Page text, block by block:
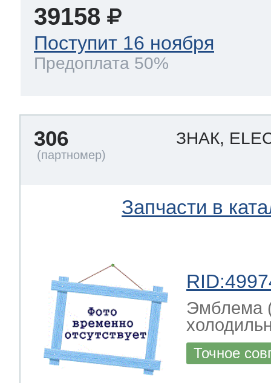
39158
Поступит 16 ноября
Предоплата 50%
306 ЗНАК,
Запчасти в
Эмблема
Точное